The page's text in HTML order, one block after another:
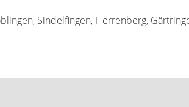
Sindelfingen, Herrenberg,